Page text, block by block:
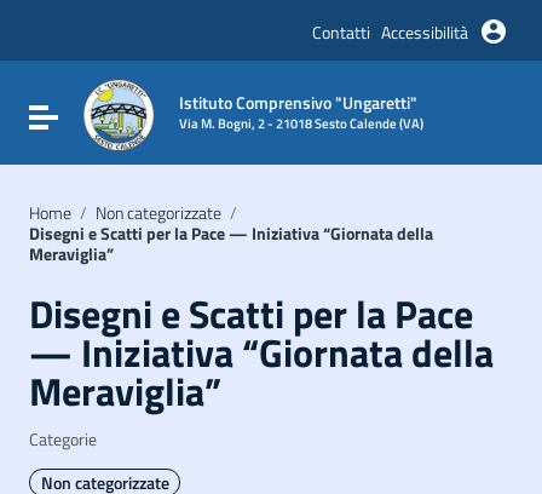
Vai al footer
Contatti Accessibilità
Attiva / disattiva la navigazione
Istituto Comprensivo "Ungaretti"
Via M. Bogni, 2 - 21018 Sesto Calende (VA)
Home / Non categorizzate /
Disegni e Scatti per la Pace — Iniziativa “Giornata della
Meraviglia”
Disegni e Scatti per la Pace
— Iniziativa “Giornata della
Meraviglia”
Categorie
Non categorizzate